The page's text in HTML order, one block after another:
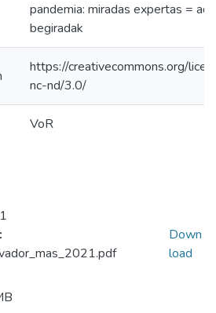
pandemia: miradas expertas =
begiradak
https://creativecommons.org/
nc-nd/3.0/
VoR
Down
load